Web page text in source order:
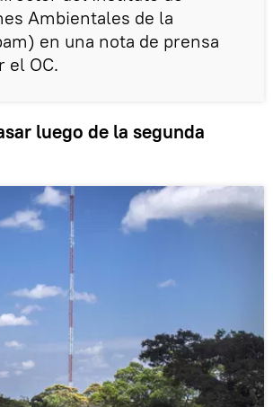
Ambientales de la
en una nota de prensa
el OC.
luego de la segunda